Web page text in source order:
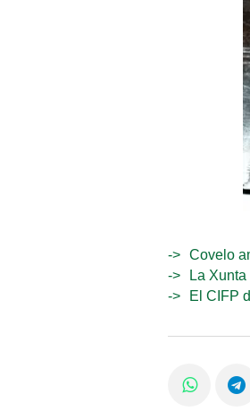
Covelo
La
El CIFP